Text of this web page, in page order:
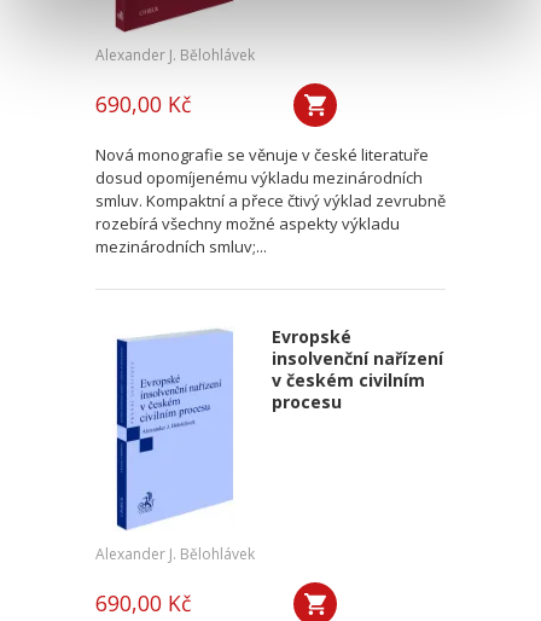
Alexander J. Bělohlávek
690,00 Kč
Nová monografie se věnuje v české literatuře
dosud opomíjenému výkladu mezinárodních
smluv. Kompaktní a přece čtivý výklad zevrubně
rozebírá všechny možné aspekty výkladu
mezinárodních smluv;...
Evropské
insolvenční nařízení
v českém civilním
procesu
Alexander J. Bělohlávek
690,00 Kč